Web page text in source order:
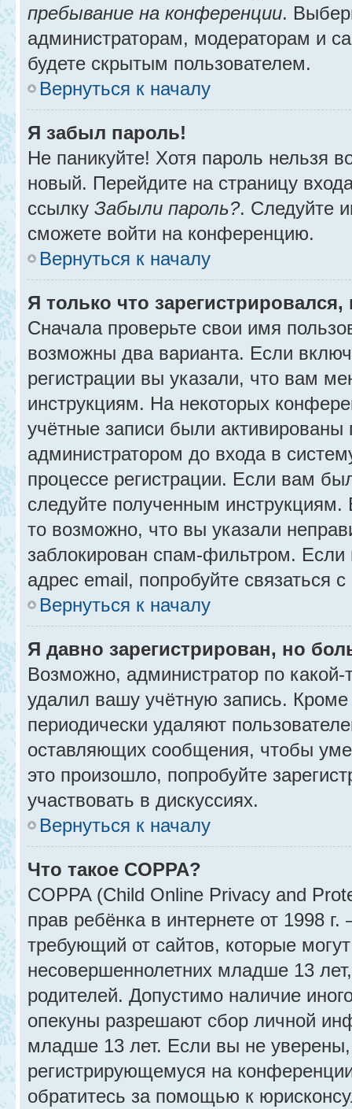
пребывание на конференции.
администраторам, модераторам и
будете скрытым пользователем.
Вернуться к началу
Я забыл пароль!
Не паникуйте! Хотя пароль нельзя
новый. Перейдите на страницу
ссылку Забыли пароль?. Следуйте
сможете войти на конференцию.
Вернуться к началу
Я только что
Сначала проверьте свои имя
возможны два варианта. Если
регистрации вы указали, что вам
инструкциям. На некоторых
учётные записи были активированы
администратором до входа в
процессе регистрации. Если вам
следуйте полученным
то возможно, что вы указали
заблокирован спам-фильтром.
адрес email, попробуйте связаться
Вернуться к началу
Я давно зарегистрирован, но
Возможно, администратор по
удалил вашу учётную запись.
периодически удаляют
оставляющих сообщения, чтобы
это произошло, попробуйте
участвовать в дискуссиях.
Вернуться к началу
Что такое COPPA?
COPPA (Child Online Privacy and
прав ребёнка в интернете от 1998
требующий от сайтов, которые
несовершеннолетних младше 13
родителей. Допустимо наличие
опекуны разрешают сбор личной
младше 13 лет. Если вы не
регистрирующемуся на
обратитесь за помощью к